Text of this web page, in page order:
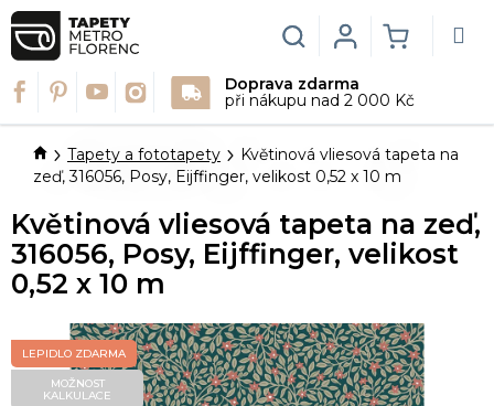
Přejít
na
obsah
Doprava zdarma
při nákupu nad 2 000 Kč
Hledat
KOŠÍK
Login
DomůTapety a fototapety
Květinová vliesová tapeta na
zeď, 316056, Posy, Eijffinger, velikost 0,52 x 10 m
Květinová vliesová tapeta na zeď,
316056, Posy, Eijffinger, velikost
0,52 x 10 m
LEPIDLO ZDARMA
MOŽNOST
KALKULACE